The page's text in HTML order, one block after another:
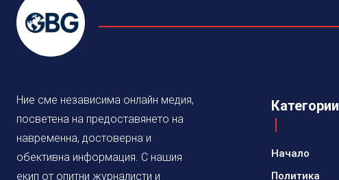
Ние сме независима онлайн медия,
посветена на предоставянето на
навременна, достоверна и
обективна информация. С нашия
екип от опитни журналисти и
Категории
Начало
Политика